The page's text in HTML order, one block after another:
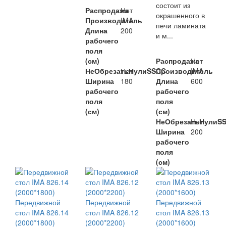
Распродажа
Нет
Производитель
IMA
Длина
рабочего
поля
(см)
200
НеОбрезатьНулиSSCC
Нет
Ширина
рабочего
поля
(см)
180
состоит из
окрашенного в
печи ламината
и м...
Распродажа
Нет
Производитель
IMA
Длина
рабочего
поля
(см)
600
Нет
Ширина
рабочего
поля
(см)
200
Передвижной
стол IMA 826.14
(2000*1800)
Передвижной
стол IMA 826.12
(2000*2200)
Передвижной
стол IMA 826.13
(2000*1600)